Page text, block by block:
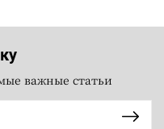
важные статьи